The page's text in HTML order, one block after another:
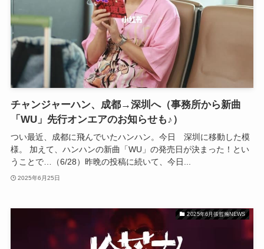
チャンジャーハン、成都→深圳へ（事務所から新曲
「WU」先行オンエアのお知らせも♪）
つい最近、成都に飛んでいたハンハン。今日 深圳に移動した模
様。 加えて、ハンハンの新曲「WU」の発売日が決まった！とい
うことで…（6/28）昨晩の投稿に続いて、今日...
2025年6月25日
2025年6月張哲瀚NEWS